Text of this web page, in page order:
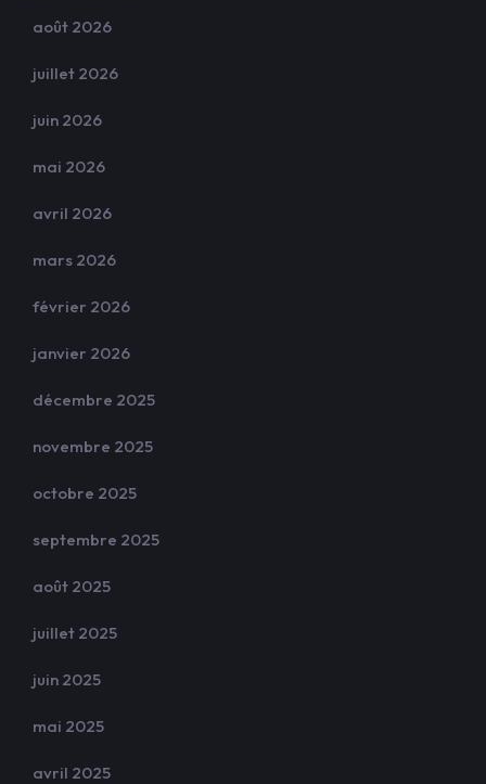
août 2026
juillet 2026
juin 2026
mai 2026
avril 2026
mars 2026
février 2026
janvier 2026
décembre 2025
novembre 2025
octobre 2025
septembre 2025
août 2025
juillet 2025
juin 2025
mai 2025
avril 2025